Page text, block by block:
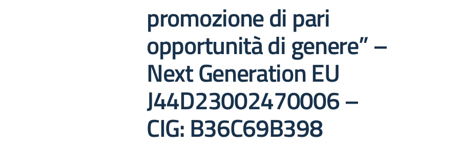
promozione di pari
opportunità di genere” –
Next Generation EU
J44D23002470006 –
CIG: B36C69B398